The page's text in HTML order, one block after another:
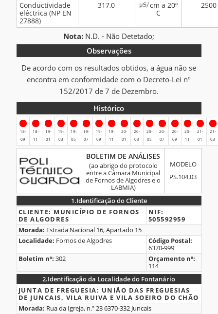
Conductividade
eléctrica (NP EN
27888)
317,0
cm a 20º
C
2500
Nota: N.D. - Não Detetado;
Observações
De acordo com os resultados obtidos, a água não se
encontra em conformidade com o Decreto-Lei nº
152/2017 de 7 de Dezembro.
Histórico
Histórico
18-
09
18-
11
19-
01
19-
03
19-
05
19-
07
19-
09
19-
11
20-
01
20-
03
20-
05
20-
07
20-
09
20-
11
21-
01
21-
03
DE
ANÁLISES
BOLETIM DE ANÁLISES
(ao abrigo do protocolo
entre a Câmara Municipal
de Fornos de Algodres e o
LABMIA)
MODELO
PS.104.03
1.Identificação do Cliente
1.Identificação
do
Cliente
CLIENTE: MUNICÍPIO DE FORNOS
DE ALGODRES
NIF:
505592959
Morada: Estrada Nacional 16, Apartado 15
Localidade: Fornos de Algodres
Código Postal:
6370-999
Boletim nº: 302
Orçamento nº:
114
2.Identificação da Localidade do Fontanário
2.Identificação
da
JUNTA DE FREGUESIA: UNIÃO DAS FREGUESIAS
DE JUNCAIS, VILA RUIVA E VILA SOEIRO DO CHÃO
Morada: Rua da Igreja, n.º 23 6370-332 Juncais